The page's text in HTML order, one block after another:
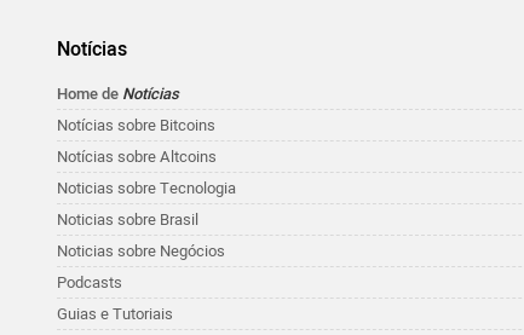
Notícias
Home de Notícias
Notícias sobre Bitcoins
Notícias sobre Altcoins
Noticias sobre Tecnologia
Noticias sobre Brasil
Noticias sobre Negócios
Podcasts
Guias e Tutoriais